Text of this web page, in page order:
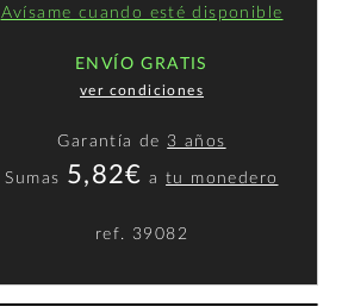
Avísame cuando esté disponible
ENVÍO GRATIS
ver condiciones
Garantía de 3 años
Sumas 5,82€ atu monedero
ref. 39082